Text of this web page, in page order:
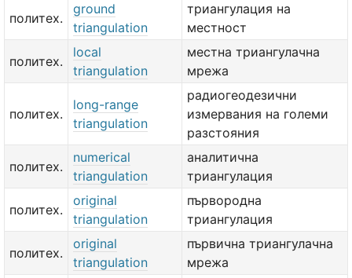
политех.
ground
triangulation
триангулация на
местност
политех.
local
triangulation
местна триангулачна
мрежа
политех.
long-range
triangulation
радиогеодезични
измервания на големи
разстояния
политех.
numerical
triangulation
аналитична
триангулация
политех.
original
triangulation
първородна
триангулация
политех.
original
triangulation
първична триангулачна
мрежа